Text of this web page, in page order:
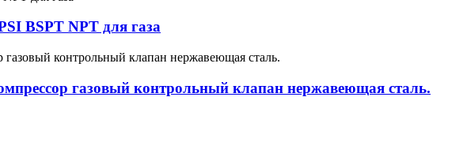
BSPT NPT для газа
газовый контрольный клапан нержавеющая сталь.